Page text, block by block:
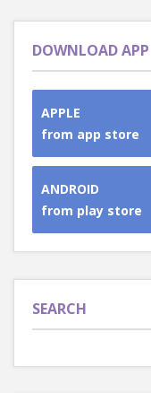
DOWNLOAD APP
APPLE
from app store
ANDROID
from play store
SEARCH